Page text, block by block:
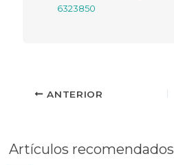
6323850
ANTERIOR
Artículos recomendados